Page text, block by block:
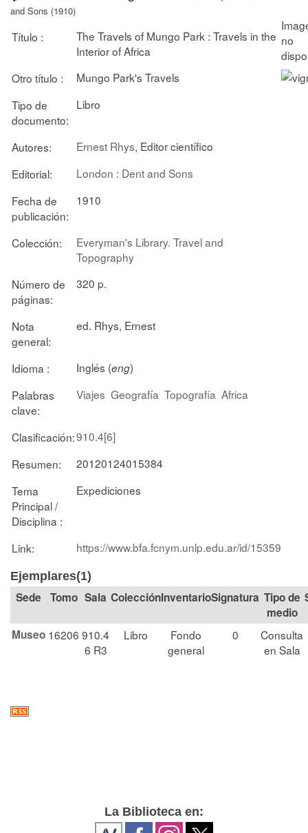
and Sons (1910)
Título :
The Travels of Mungo Park : Travels in the
Interior of Africa
Otro título :
Mungo Park's Travels
Tipo de
documento:
Libro
Autores: Ernest Rhys, Editor científico
Editorial:
London : Dent and Sons
Fecha de
publicación:
1910
Colección:
Everyman's Library. Travel and
Topography
Número de
páginas:
320 p.
Nota
general:
ed. Rhys, Ernest
Idioma : Inglés (eng)
Palabras
clave:
Viajes Geografía Topografía Africa
Clasificación:910.4[6]
Resumen:
20120124015384
Tema
Principal /
Disciplina :
Expediciones
Link: https://www.bfa.fcnym.unlp.edu.ar/id/15359
Ejemplares(1)
Tomo Sala Colección Signatura Tipo de
medio
Museo 16206 910.4
6 R3
Libro
Fondo
general
0
Consulta
en Sala
La Biblioteca en: